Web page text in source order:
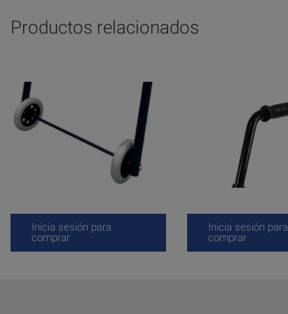
Productos relacionados
Inicia sesión para
comprar
Inicia sesión para
comprar